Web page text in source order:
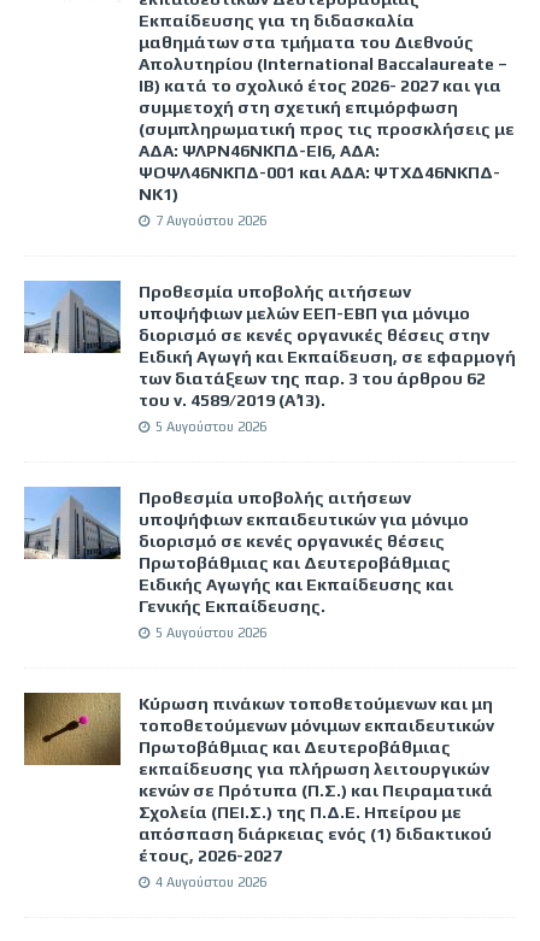
Εκπαίδευσης για τη διδασκαλία
μαθημάτων στα τμήματα του Διεθνούς
Απολυτηρίου (International Baccalaureate –
IB) κατά το σχολικό έτος 2026- 2027 και για
συμμετοχή στη σχετική επιμόρφωση
(συμπληρωματική προς τις προσκλήσεις με
ΑΔΑ: ΨΛΡΝ46ΝΚΠΔ-ΕΙ6, ΑΔΑ:
ΨΟΨΛ46ΝΚΠΔ-001 και ΑΔΑ: ΨΤΧΔ46ΝΚΠΔ-
ΝΚ1)
7 Αυγούστου 2026
Προθεσμία υποβολής αιτήσεων
υποψήφιων μελών ΕΕΠ-ΕΒΠ για μόνιμο
διορισμό σε κενές οργανικές θέσεις στην
Ειδική Αγωγή και Εκπαίδευση, σε εφαρμογή
των διατάξεων της παρ. 3 του άρθρου 62
του ν. 4589/2019 (Α΄13).
5 Αυγούστου 2026
Προθεσμία υποβολής αιτήσεων
υποψήφιων εκπαιδευτικών για μόνιμο
διορισμό σε κενές οργανικές θέσεις
Πρωτοβάθμιας και Δευτεροβάθμιας
Ειδικής Αγωγής και Εκπαίδευσης και
Γενικής Εκπαίδευσης.
5 Αυγούστου 2026
Κύρωση πινάκων τοποθετούμενων και μη
τοποθετούμενων μόνιμων εκπαιδευτικών
Πρωτοβάθμιας και Δευτεροβάθμιας
εκπαίδευσης για πλήρωση λειτουργικών
κενών σε Πρότυπα (Π.Σ.) και Πειραματικά
Σχολεία (ΠΕΙ.Σ.) της Π.Δ.Ε. Ηπείρου με
απόσπαση διάρκειας ενός (1) διδακτικού
έτους, 2026-2027
4 Αυγούστου 2026